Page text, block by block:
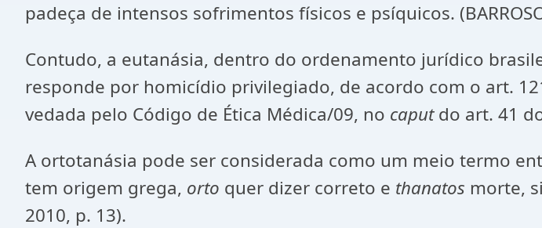
padeça de intensos sofrimentos físicos e psíquicos.
Contudo, a eutanásia, dentro do ordenamento jurídico
responde por homicídio privilegiado, de acordo com o art.
vedada pelo Código de Ética Médica/09, no caputdo art. 41
A ortotanásia pode ser considerada como um meio termo
tem origem grega, orto quer dizer correto e thanatos morte,
2010, p. 13).